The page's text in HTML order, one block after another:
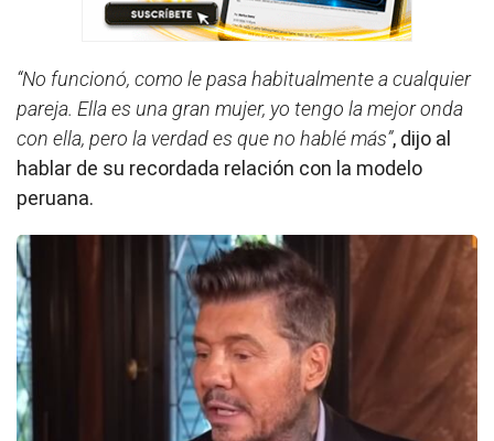
“No funcionó, como le pasa habitualmente a cualquier
pareja. Ella es una gran mujer, yo tengo la mejor onda
con ella, pero la verdad es que no hablé más”, dijo al
hablar de su recordada relación con la modelo
peruana.